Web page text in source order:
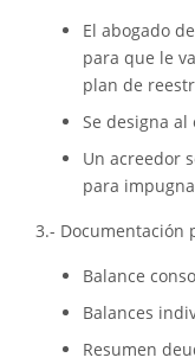
El abogado
para que le
plan de
Se designa al
Un acreedor
para
3.- Documentación
Balance
Balances
Resumen